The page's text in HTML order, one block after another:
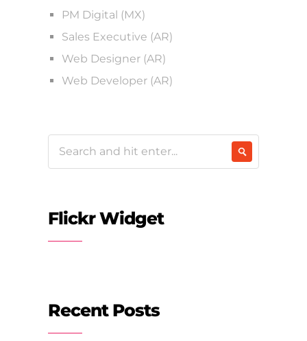
PM Digital (MX)
Sales Executive (AR)
Web Designer (AR)
Web Developer (AR)
Flickr Widget
Recent Posts